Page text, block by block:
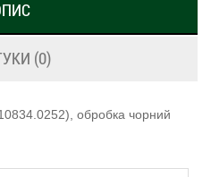
(0)
обробка чорний